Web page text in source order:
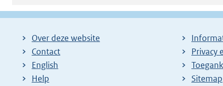
Over deze website
Contact
English
Help
Privacy
Sitemap